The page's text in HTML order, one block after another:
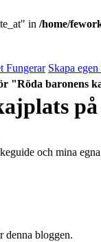
in /home/
Fungerar Skapa
"Röda baronens
och mina
denna bloggen.